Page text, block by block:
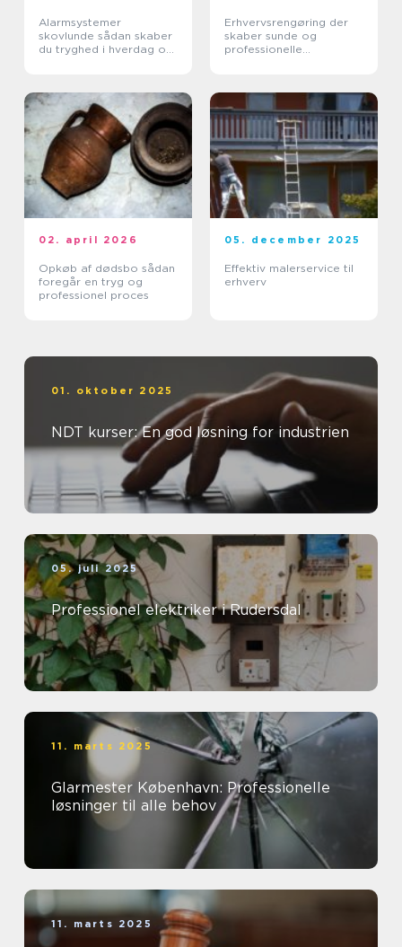
Alarmsystemer
skovlunde sådan skaber
du tryghed i hverdag og
Erhvervsrengøring der
skaber sunde og
professionelle
02. april 2026
Opkøb af dødsbo sådan
foregår en tryg og
professionel proces
05. december 2025
Effektiv malerservice til
erhverv
01. oktober 2025
NDT kurser: En god løsning for industrien
05. juli 2025
Professionel elektriker i Rudersdal
11. marts 2025
Glarmester København: Professionelle
løsninger til alle behov
11. marts 2025